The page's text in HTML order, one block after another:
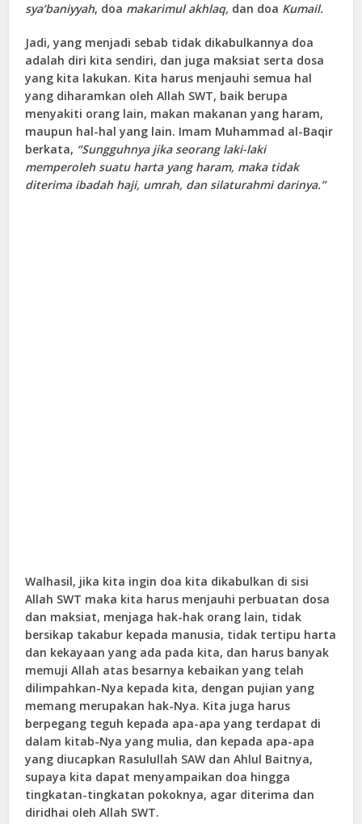
sya’baniyyah, doa makarimul akhlaq, ­ dan doa Kumail.
Jadi, yang menjadi sebab tidak dikabulkannya doa
adalah diri kita sendiri, dan juga maksiat serta dosa
yang kita lakukan. Kita harus menjauhi semua hal
yang diharamkan oleh Allah SWT, baik berupa
menyakiti orang lain, makan makanan yang haram,
maupun hal-hal yang lain. Imam Muhammad al-Baqir
berkata, “Sungguhnya jika seorang laki-laki
memperoleh suatu harta yang haram, maka tidak
diterima ibadah haji, umrah, dan silaturahmi darinya.”
Walhasil, jika kita ingin doa kita dikabulkan di sisi
Allah SWT maka kita harus menjauhi perbuatan dosa
dan maksiat, menjaga hak-hak orang lain, tidak
bersikap takabur kepada manusia, tidak tertipu harta
dan kekayaan yang ada pada kita, dan harus banyak
memuji Allah atas besarnya kebaikan yang telah
dilimpahkan-Nya kepada kita, dengan pujian yang
memang merupakan hak-Nya. Kita juga harus
berpegang teguh kepada apa-apa yang terdapat di
dalam kitab-Nya yang mulia, dan kepada apa-apa
yang diucapkan Rasulullah SAW dan Ahlul Baitnya,
supaya kita dapat menyampaikan doa hingga
tingkatan-tingkatan pokoknya, agar diterima dan
diridhai oleh Allah SWT.